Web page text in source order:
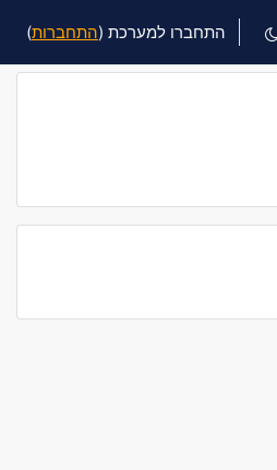
התחברו למערכת (התחברות)